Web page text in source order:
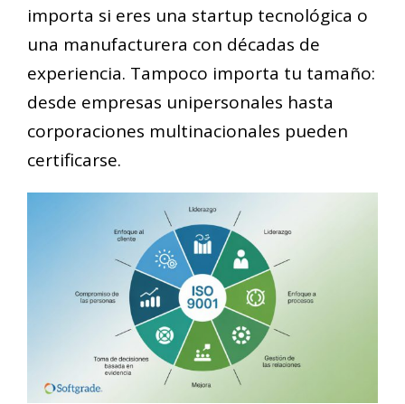
importa si eres una startup tecnológica o
una manufacturera con décadas de
experiencia. Tampoco importa tu tamaño:
desde empresas unipersonales hasta
corporaciones multinacionales pueden
certificarse.